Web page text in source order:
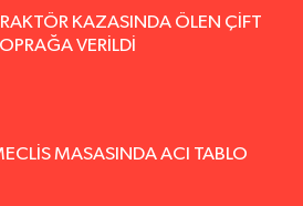
KAZASINDA ÖLEN ÇİFT
VERİLDİ
MASASINDA ACI TABLO